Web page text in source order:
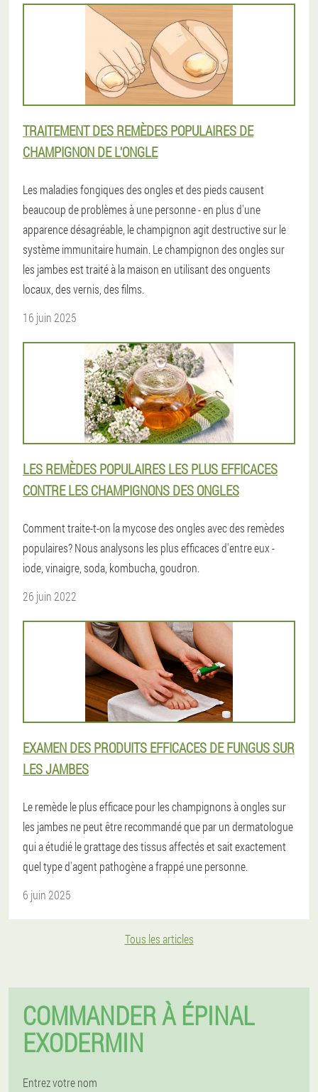
TRAITEMENT DES REMÈDES POPULAIRES DE
CHAMPIGNON DE L'ONGLE
Les maladies fongiques des ongles et des pieds causent
beaucoup de problèmes à une personne - en plus d'une
apparence désagréable, le champignon agit destructive sur le
système immunitaire humain. Le champignon des ongles sur
les jambes est traité à la maison en utilisant des onguents
locaux, des vernis, des films.
16 juin 2025
LES REMÈDES POPULAIRES LES PLUS EFFICACES
CONTRE LES CHAMPIGNONS DES ONGLES
Comment traite-t-on la mycose des ongles avec des remèdes
populaires? Nous analysons les plus efficaces d'entre eux -
iode, vinaigre, soda, kombucha, goudron.
26 juin 2022
EXAMEN DES PRODUITS EFFICACES DE FUNGUS SUR
LES JAMBES
Le remède le plus efficace pour les champignons à ongles sur
les jambes ne peut être recommandé que par un dermatologue
qui a étudié le grattage des tissus affectés et sait exactement
quel type d'agent pathogène a frappé une personne.
6 juin 2025
Tous les articles
COMMANDER À ÉPINAL
EXODERMIN
Entrez votre nom